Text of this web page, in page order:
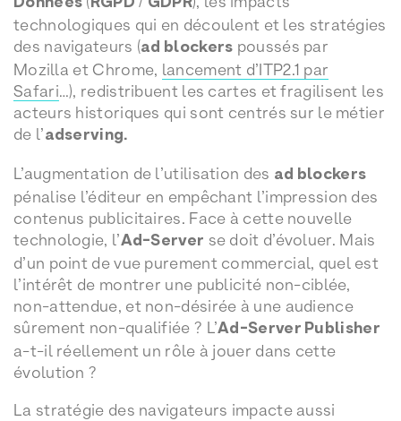
technologiques qui en découlent et les stratégies
des navigateurs (ad blockers poussés par
Mozilla et Chrome, lancement d’ITP2.1 par
Safari…), redistribuent les cartes et fragilisent les
acteurs historiques qui sont centrés sur le métier
de l’adserving.
L’augmentation de l’utilisation des ad blockers
pénalise l’éditeur en empêchant l’impression des
contenus publicitaires. Face à cette nouvelle
technologie, l’Ad-Server se doit d’évoluer. Mais
d’un point de vue purement commercial, quel est
l’intérêt de montrer une publicité non-ciblée,
non-attendue, et non-désirée à une audience
sûrement non-qualifiée ? L’Ad-Server Publisher
a-t-il réellement un rôle à jouer dans cette
évolution ?
La stratégie des navigateurs impacte aussi